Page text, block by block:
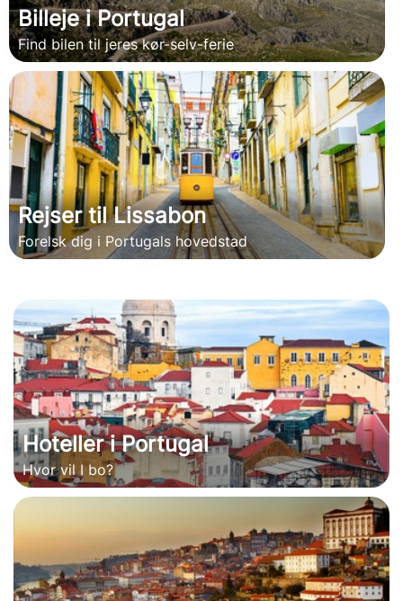
Billeje i Portugal
Find bilen til jeres kør-selv-ferie
Rejser til Lissabon
Forelsk dig i Portugals hovedstad
Hoteller i Portugal
Hvor vil I bo?